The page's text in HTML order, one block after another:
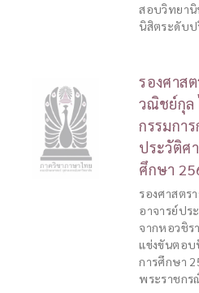
สอบวิทยานิ
นิสิตระดับป
รองศาส
วณิชย์กุล
กรรมกา
ประวัติศ
ศึกษา
รองศาสตร
อาจารย์ปร
จากหอวชิร
แข่งขันตอ
การศึกษา
พระราชกร